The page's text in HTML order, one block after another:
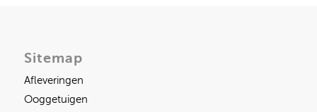
Sitemap
Afleveringen
Ooggetuigen